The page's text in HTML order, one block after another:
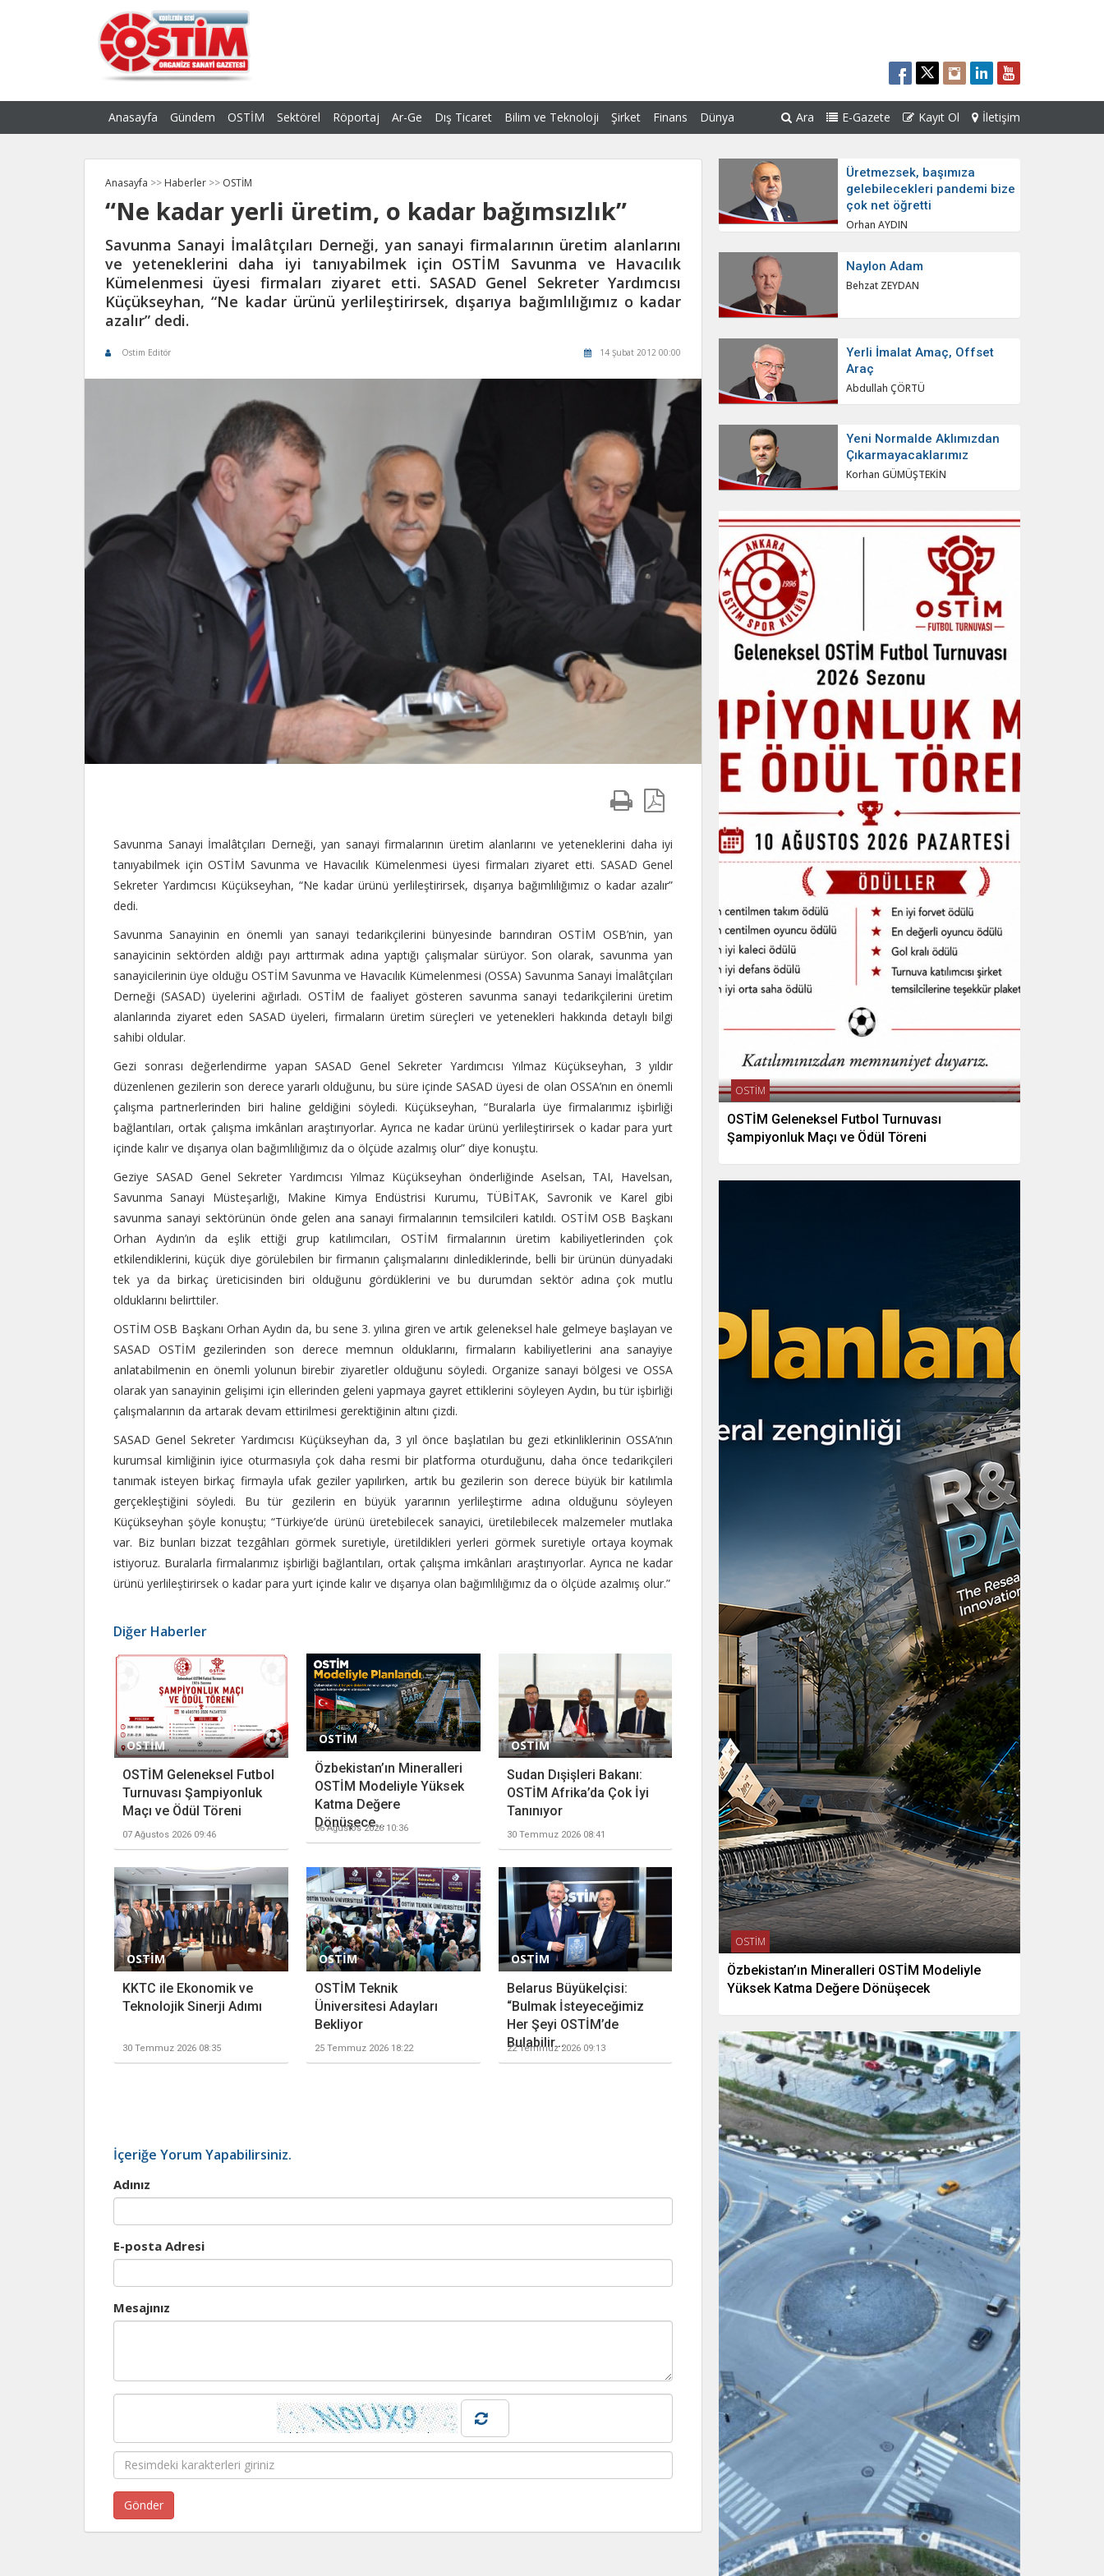
Anasayfa Gündem OSTİM Sektörel Röportaj Ar-Ge Dış Ticaret Bilim ve Teknoloji Şirket Finans Dünya Ara E-Gazete Kayıt Ol İletişim
Anasayfa >> Haberler >> OSTİM
“Ne kadar yerli üretim, o kadar bağımsızlık”
Savunma Sanayi İmalâtçıları Derneği, yan sanayi firmalarının üretim alanlarını
ve yeteneklerini daha iyi tanıyabilmek için OSTİM Savunma ve Havacılık
Kümelenmesi üyesi firmaları ziyaret etti. SASAD Genel Sekreter Yardımcısı
Küçükseyhan, “Ne kadar ürünü yerlileştirirsek, dışarıya bağımlılığımız o kadar
azalır” dedi.
Ostim Editör 14 Şubat 2012 00:00
Savunma Sanayi İmalâtçıları Derneği, yan sanayi firmalarının üretim alanlarını ve yeteneklerini daha iyi
tanıyabilmek için OSTİM Savunma ve Havacılık Kümelenmesi üyesi firmaları ziyaret etti. SASAD Genel
Sekreter Yardımcısı Küçükseyhan, “Ne kadar ürünü yerlileştirirsek, dışarıya bağımlılığımız o kadar azalır”
dedi.
Savunma Sanayinin en önemli yan sanayi tedarikçilerini bünyesinde barındıran OSTİM OSB’nin, yan
sanayicinin sektörden aldığı payı arttırmak adına yaptığı çalışmalar sürüyor. Son olarak, savunma yan
sanayicilerinin üye olduğu OSTİM Savunma ve Havacılık Kümelenmesi (OSSA) Savunma Sanayi İmalâtçıları
Derneği (SASAD) üyelerini ağırladı. OSTİM de faaliyet gösteren savunma sanayi tedarikçilerini üretim
alanlarında ziyaret eden SASAD üyeleri, firmaların üretim süreçleri ve yetenekleri hakkında detaylı bilgi
sahibi oldular.
Gezi sonrası değerlendirme yapan SASAD Genel Sekreter Yardımcısı Yılmaz Küçükseyhan, 3 yıldır
düzenlenen gezilerin son derece yararlı olduğunu, bu süre içinde SASAD üyesi de olan OSSA’nın en önemli
çalışma partnerlerinden biri haline geldiğini söyledi. Küçükseyhan, “Buralarla üye firmalarımız işbirliği
bağlantıları, ortak çalışma imkânları araştırıyorlar. Ayrıca ne kadar ürünü yerlileştirirsek o kadar para yurt
içinde kalır ve dışarıya olan bağımlılığımız da o ölçüde azalmış olur” diye konuştu.
Geziye SASAD Genel Sekreter Yardımcısı Yılmaz Küçükseyhan önderliğinde Aselsan, TAI, Havelsan,
Savunma Sanayi Müsteşarlığı, Makine Kimya Endüstrisi Kurumu, TÜBİTAK, Savronik ve Karel gibi
savunma sanayi sektörünün önde gelen ana sanayi firmalarının temsilcileri katıldı. OSTİM OSB Başkanı
Orhan Aydın’ın da eşlik ettiği grup katılımcıları, OSTİM firmalarının üretim kabiliyetlerinden çok
etkilendiklerini, küçük diye görülebilen bir firmanın çalışmalarını dinlediklerinde, belli bir ürünün dünyadaki
tek ya da birkaç üreticisinden biri olduğunu gördüklerini ve bu durumdan sektör adına çok mutlu
olduklarını belirttiler.
OSTİM OSB Başkanı Orhan Aydın da, bu sene 3. yılına giren ve artık geleneksel hale gelmeye başlayan ve
SASAD OSTİM gezilerinden son derece memnun olduklarını, firmaların kabiliyetlerini ana sanayiye
anlatabilmenin en önemli yolunun birebir ziyaretler olduğunu söyledi. Organize sanayi bölgesi ve OSSA
olarak yan sanayinin gelişimi için ellerinden geleni yapmaya gayret ettiklerini söyleyen Aydın, bu tür işbirliği
çalışmalarının da artarak devam ettirilmesi gerektiğinin altını çizdi.
SASAD Genel Sekreter Yardımcısı Küçükseyhan da, 3 yıl önce başlatılan bu gezi etkinliklerinin OSSA’nın
kurumsal kimliğinin iyice oturmasıyla çok daha resmi bir platforma oturduğunu, daha önce tedarikçileri
tanımak isteyen birkaç firmayla ufak geziler yapılırken, artık bu gezilerin son derece büyük bir katılımla
gerçekleştiğini söyledi. Bu tür gezilerin en büyük yararının yerlileştirme adına olduğunu söyleyen
Küçükseyhan şöyle konuştu; “Türkiye’de ürünü üretebilecek sanayici, üretilebilecek malzemeler mutlaka
var. Biz bunları bizzat tezgâhları görmek suretiyle, üretildikleri yerleri görmek suretiyle ortaya koymak
istiyoruz. Buralarla firmalarımız işbirliği bağlantıları, ortak çalışma imkânları araştırıyorlar. Ayrıca ne kadar
ürünü yerlileştirirsek o kadar para yurt içinde kalır ve dışarıya olan bağımlılığımız da o ölçüde azalmış olur.”
Diğer Haberler
OSTİM
OSTİM Geleneksel Futbol
Turnuvası Şampiyonluk
Maçı ve Ödül Töreni
07 Ağustos 2026 09:46
OSTİM
Özbekistan’ın Mineralleri
OSTİM Modeliyle Yüksek
Katma Değere
Dönüşece...
06 Ağustos 2026 10:36
OSTİM
Sudan Dışişleri Bakanı:
OSTİM Afrika’da Çok İyi
Tanınıyor
30 Temmuz 2026 08:41
OSTİM
KKTC ile Ekonomik ve
Teknolojik Sinerji Adımı
30 Temmuz 2026 08:35
OSTİM
OSTİM Teknik
Üniversitesi Adayları
Bekliyor
25 Temmuz 2026 18:22
OSTİM
Belarus Büyükelçisi:
“Bulmak İsteyeceğimiz
Her Şeyi OSTİM’de
Bulabilir...
22 Temmuz 2026 09:13
İçeriğe Yorum Yapabilirsiniz.
Adınız
E-posta Adresi
Mesajınız
Üretmezsek, başımıza
gelebilecekleri pandemi bize
çok net öğretti
Orhan AYDIN
Naylon Adam
Behzat ZEYDAN
Yerli İmalat Amaç, Offset
Araç
Abdullah ÇÖRTÜ
Yeni Normalde Aklımızdan
Çıkarmayacaklarımız
Korhan GÜMÜŞTEKİN
OSTİM
OSTİM Geleneksel Futbol Turnuvası
Şampiyonluk Maçı ve Ödül Töreni
OSTİM
Özbekistan’ın Mineralleri OSTİM Modeliyle
Yüksek Katma Değere Dönüşecek